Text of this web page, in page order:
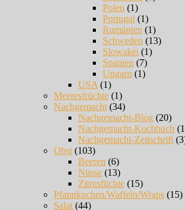
Polen (1)
Portugal (1)
Rumänien (1)
Schweden (13)
Slowakei (1)
Spanien (7)
Ungarn (1)
USA (1)
Meeresfrüchte (1)
Nachgemacht (34)
Nachgemacht-Blog (20)
Nachgemacht-Kochbuch
Nachgemacht-Zeitschrift
Obst (103)
Beeren (6)
Nüsse (13)
Zitrusfüchte (15)
Pfannkuchen/Waffeln/Wraps (15)
Salat (44)